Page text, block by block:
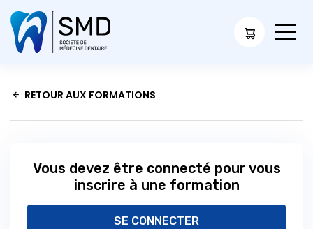
RETOUR AUX FORMATIONS
Vous devez être connecté pour vous
inscrire à une formation
SE CONNECTER